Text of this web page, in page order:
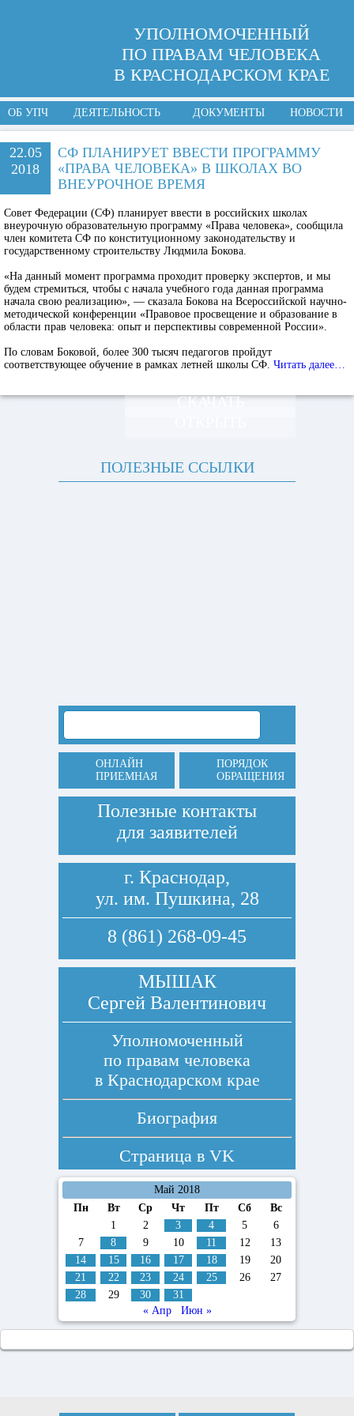
УПОЛНОМОЧЕННЫЙ
ПО ПРАВАМ ЧЕЛОВЕКА
В КРАСНОДАРСКОМ КРАЕ
ОБ УПЧ ДЕЯТЕЛЬНОСТЬ ДОКУМЕНТЫ НОВОСТИ
22.05
2018
СФ ПЛАНИРУЕТ ВВЕСТИ ПРОГРАММУ
«ПРАВА ЧЕЛОВЕКА» В ШКОЛАХ ВО
ВНЕУРОЧНОЕ ВРЕМЯ
Совет Федерации (СФ) планирует ввести в российских школах
внеурочную образовательную программу «Права человека», сообщила
член комитета СФ по конституционному законодательству и
государственному строительству Людмила Бокова.
«На данный момент программа проходит проверку экспертов, и мы
будем стремиться, чтобы с начала учебного года данная программа
начала свою реализацию», — сказала Бокова на Всероссийской научно-
методической конференции «Правовое просвещение и образование в
области прав человека: опыт и перспективы современной России».
По словам Боковой, более 300 тысяч педагогов пройдут
соответствующее обучение в рамках летней школы СФ. Читать далее…
СКАЧАТЬ
ПОЛЕЗНЫЕ ССЫЛКИ
ОНЛАЙН
ПРИЕМНАЯ
ПОРЯДОК
ОБРАЩЕНИЯ
Полезные контакты
для заявителей
г. Краснодар,
ул. им. Пушкина, 28
8 (861) 268-09-45
МЫШАК
Сергей Валентинович
Уполномоченный
по правам человека
в Краснодарском крае
Биография
Страница в VK
Май 2018
Пн
Вт Ср Чт Пт Сб
Вс
1
2 3 4 5
6
7
8 9 10 11 12
13
14
15 16 17 18 19
20
21
22 23 24 25 26
27
28
29 30
31
« Апр
Июн »